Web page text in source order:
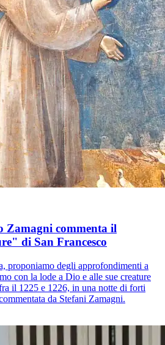
Zamagni commenta il
di San Francesco
proponiamo degli approfondimenti a
con la lode a Dio e alle sue creature
il 1225 e 1226, in una notte di forti
da Stefani Zamagni.